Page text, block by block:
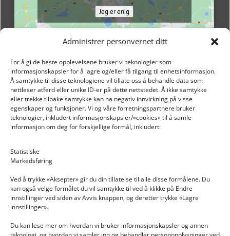
Administrer personvernet ditt
For å gi de beste opplevelsene bruker vi teknologier som
informasjonskapsler for å lagre og/eller få tilgang til enhetsinformasjon.
Å samtykke til disse teknologiene vil tillate oss å behandle data som
nettleser atferd eller unike ID-er på dette nettstedet. Å ikke samtykke
eller trekke tilbake samtykke kan ha negativ innvirkning på visse
egenskaper og funksjoner. Vi og våre forretningspartnere bruker
teknologier, inkludert informasjonskapsler/«cookies» til å samle
informasjon om deg for forskjellige formål, inkludert:
Statistiske
Markedsføring
Ved å trykke «Aksepter» gir du din tillatelse til alle disse formålene. Du
kan også velge formålet du vil samtykke til ved å klikke på Endre
innstillinger ved siden av Avvis knappen, og deretter trykke «Lagre
innstillinger».
Du kan lese mer om hvordan vi bruker informasjonskapsler og annen
Jeg er enig
INFORMASJON